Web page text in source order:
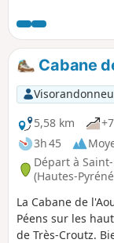
ancien sentier de
hêtraies de Tres
les lieux les pus
réserve naturelle
Cabane
5,58 km
3h 45
Départ à
(Hautes-
La Cabane de
Péens sur les
de Très-Croutz.